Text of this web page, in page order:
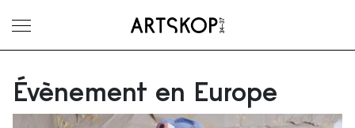
Ouvrir le menu
Évènement en Europe